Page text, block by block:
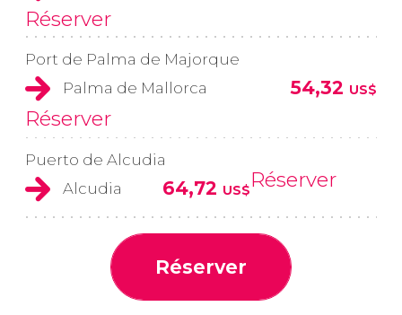
Réserver
Port de Palma de Majorque
Palma de Mallorca
54,32 US$
Réserver
Puerto de Alcudia
Alcudia
64,72 US$Réserver
Réserver